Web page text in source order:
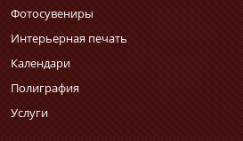
Фотосувениры
Интерьерная печать
Календари
Полиграфия
Услуги